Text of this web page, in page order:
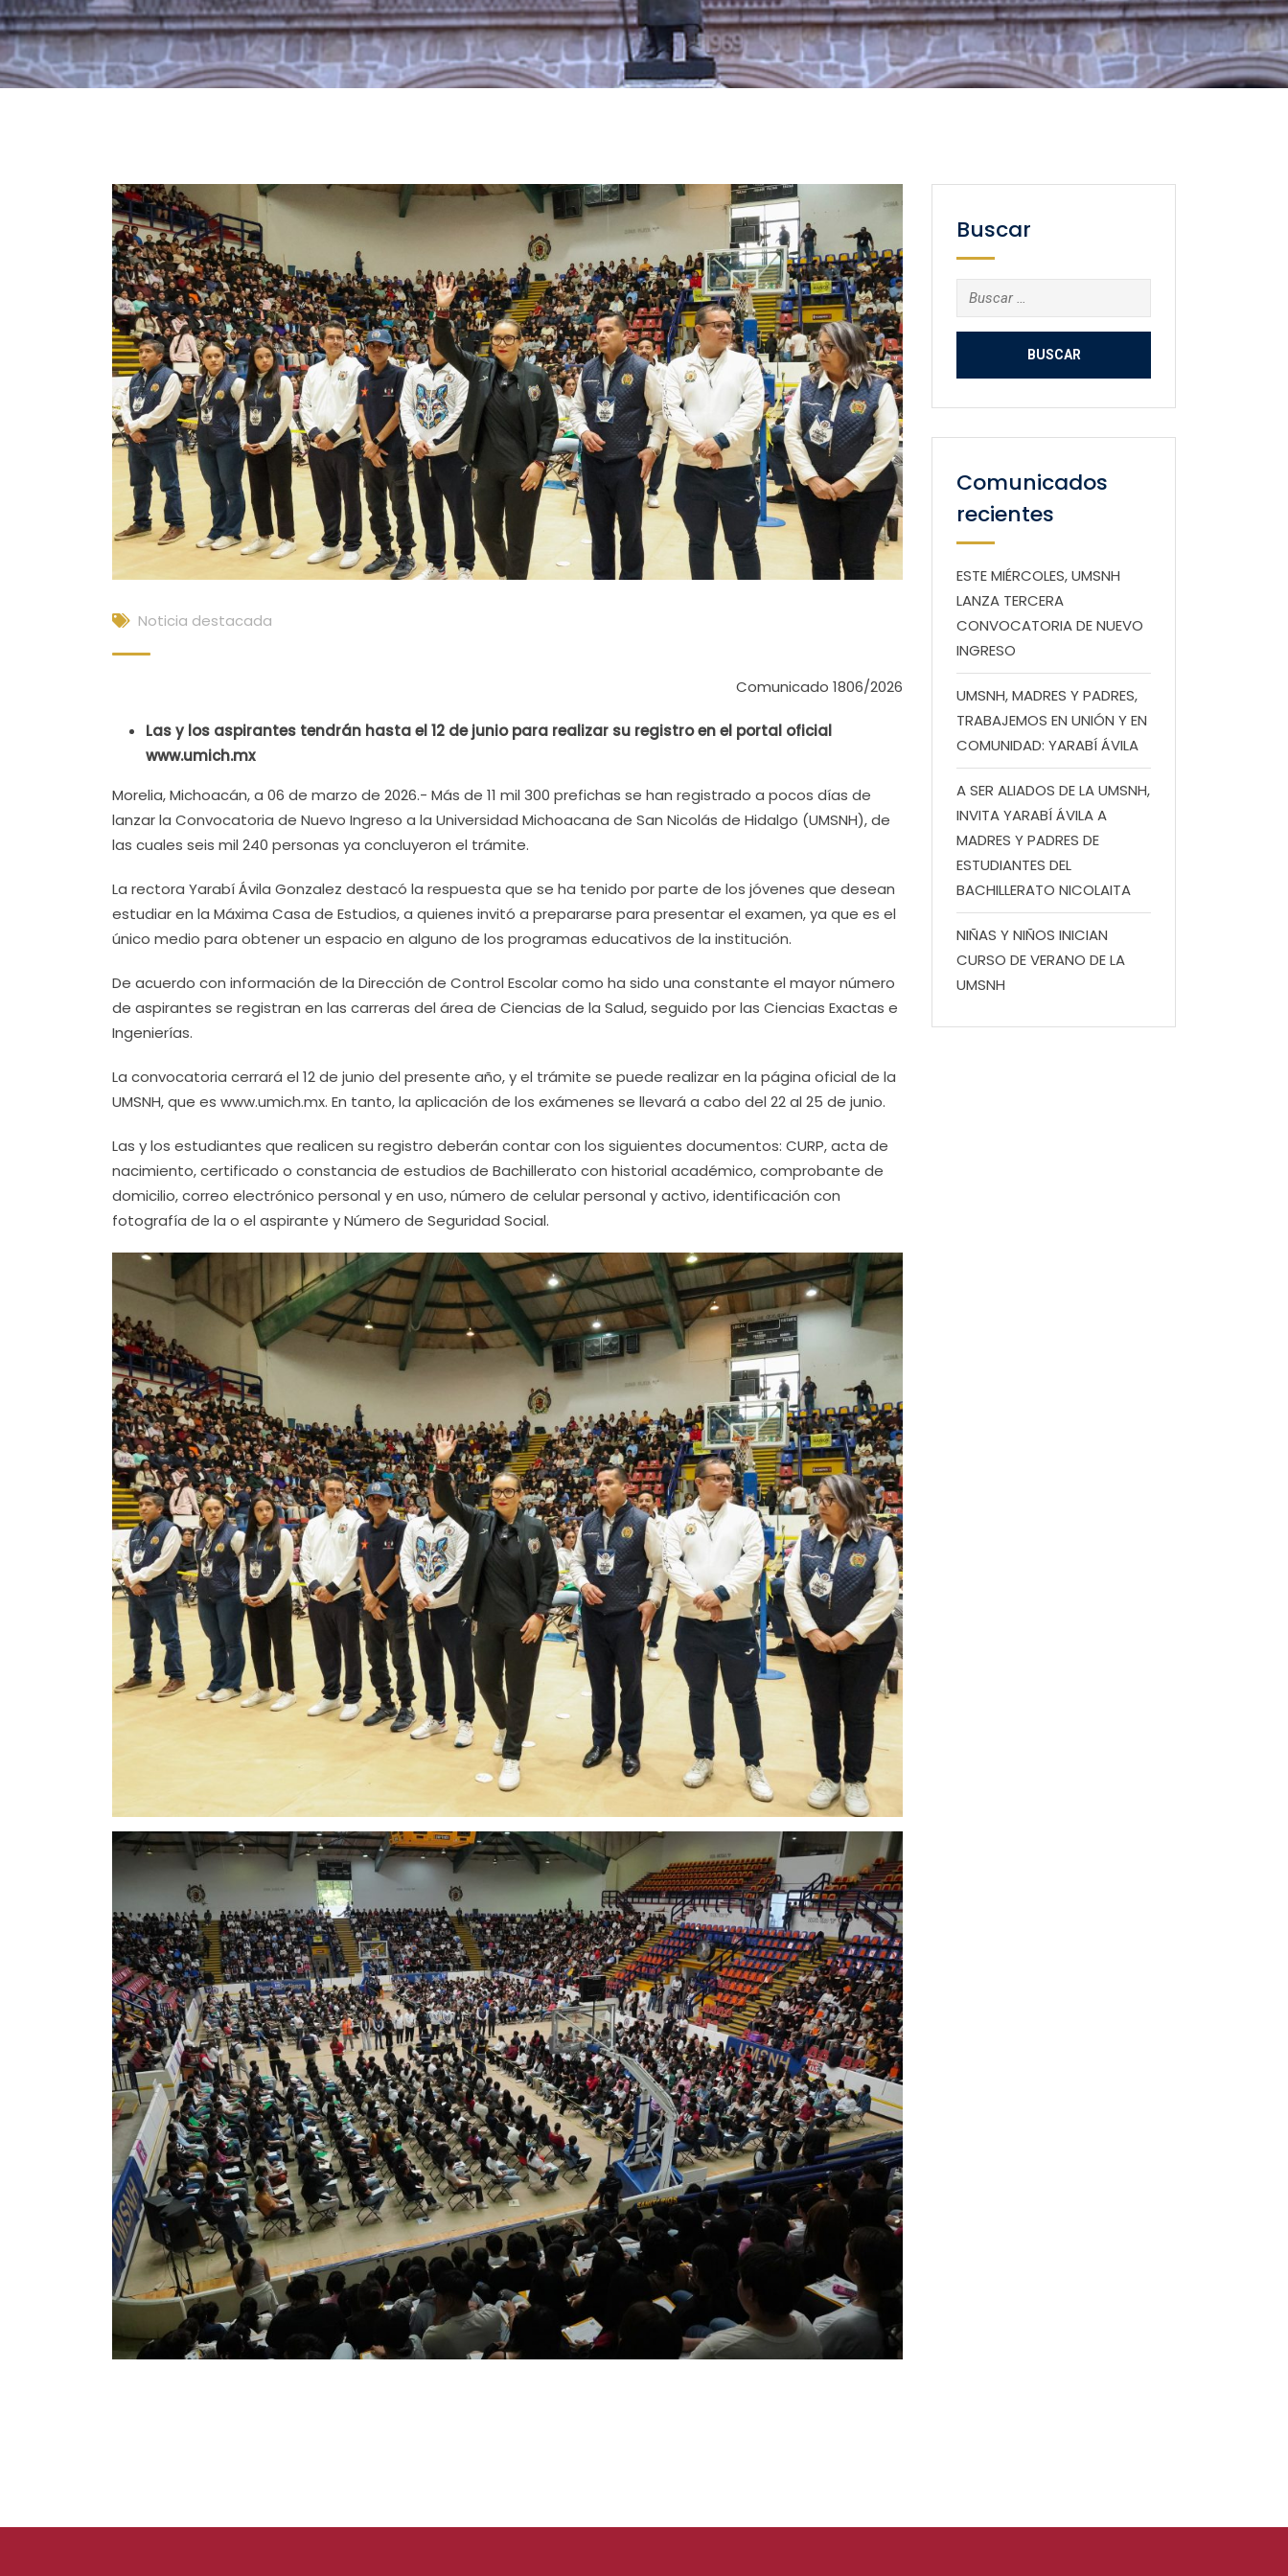
Noticia destacada
Comunicado 1806/2026
Las y los aspirantes tendrán hasta el 12 de junio para realizar su registro en el portal oficial
www.umich.mx
Morelia, Michoacán, a 06 de marzo de 2026.- Más de 11 mil 300 prefichas se han registrado a pocos días de
lanzar la Convocatoria de Nuevo Ingreso a la Universidad Michoacana de San Nicolás de Hidalgo (UMSNH), de
las cuales seis mil 240 personas ya concluyeron el trámite.
La rectora Yarabí Ávila Gonzalez destacó la respuesta que se ha tenido por parte de los jóvenes que desean
estudiar en la Máxima Casa de Estudios, a quienes invitó a prepararse para presentar el examen, ya que es el
único medio para obtener un espacio en alguno de los programas educativos de la institución.
De acuerdo con información de la Dirección de Control Escolar como ha sido una constante el mayor número
de aspirantes se registran en las carreras del área de Ciencias de la Salud, seguido por las Ciencias Exactas e
Ingenierías.
La convocatoria cerrará el 12 de junio del presente año, y el trámite se puede realizar en la página oficial de la
UMSNH, que es www.umich.mx. En tanto, la aplicación de los exámenes se llevará a cabo del 22 al 25 de junio.
Las y los estudiantes que realicen su registro deberán contar con los siguientes documentos: CURP, acta de
nacimiento, certificado o constancia de estudios de Bachillerato con historial académico, comprobante de
domicilio, correo electrónico personal y en uso, número de celular personal y activo, identificación con
fotografía de la o el aspirante y Número de Seguridad Social.
Buscar
Buscar:
Comunicados
recientes
ESTE MIÉRCOLES, UMSNH
LANZA TERCERA
CONVOCATORIA DE NUEVO
INGRESO
UMSNH, MADRES Y PADRES,
TRABAJEMOS EN UNIÓN Y EN
COMUNIDAD: YARABÍ ÁVILA
A SER ALIADOS DE LA UMSNH,
INVITA YARABÍ ÁVILA A
MADRES Y PADRES DE
ESTUDIANTES DEL
BACHILLERATO NICOLAITA
NIÑAS Y NIÑOS INICIAN
CURSO DE VERANO DE LA
UMSNH